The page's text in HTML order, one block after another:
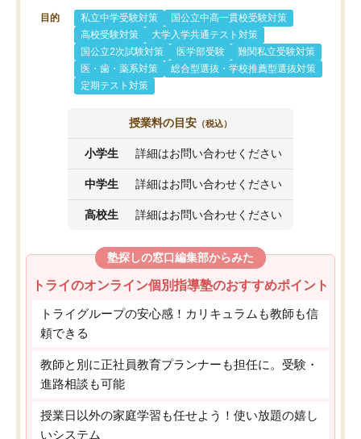
目的 私立中学受験対策
国公立中高一貫校受験対策
高校受験対策
大学入学共通テスト対策
国公立2次試験対策
医学部受験
難関私立受験対策
医・歯・薬系対策
総合型選抜・学校推薦型選抜対策
定期テスト対策
授業料の目安 （税込）
小学生 詳細はお問い合わせください
中学生 詳細はお問い合わせください
高校生 詳細はお問い合わせください
塾探しの窓口編集部からみた
トライのオンライン個別指導塾のおすすめポイント
トライグループの安心感！カリキュラムも教師も信
頼できる
教師と別に正社員教育プランナーも担任に。受験・
進路相談も可能
授業日以外の家庭学習も任せよう！使い放題の嬉し
いシステム